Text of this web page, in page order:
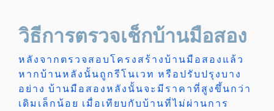
วิธีการตรวจเช็กบ้านมือสอง
หลังจากตรวจสอบโครงสร้างบ้านมือสองแล้ว
หากบ้านหลังนั้นถูกรีโนเวท หรือปรับปรุงบาง
อย่าง บ้านมือสองหลังนั้นจะมีราคาที่สูงขึ้นกว่า
เดิมเล็กน้อย เมื่อเทียบกับบ้านที่ไม่ผ่านการ